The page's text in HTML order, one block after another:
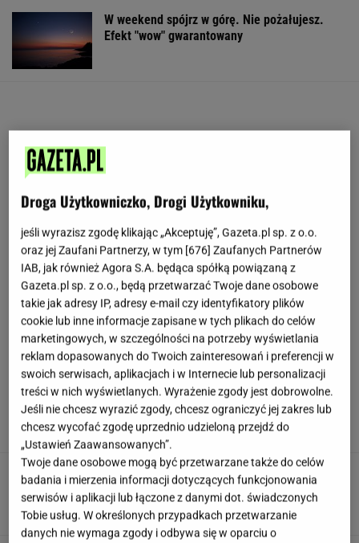
W weekend spójrz w górę. Nie pożałujesz.
Efekt "wow" gwarantowany
Syn Stanisława Soyki o ostatnich chwilach
ojca. "Nie było z nim nikogo"
Polka przestrzegano, by nie mówił o chorobie.
"Jestem po przeszczepie"
Droga Użytkowniczko, Drogi Użytkowniku,
jeśli wyrazisz zgodę klikając „Akceptuję”, Gazeta.pl sp. z o.o.
oraz jej Zaufani Partnerzy, w tym [676] Zaufanych Partnerów
IAB, jak również Agora S.A. będąca spółką powiązaną z
Gazeta.pl sp. z o.o., będą przetwarzać Twoje dane osobowe
takie jak adresy IP, adresy e-mail czy identyfikatory plików
cookie lub inne informacje zapisane w tych plikach do celów
marketingowych, w szczególności na potrzeby wyświetlania
reklam dopasowanych do Twoich zainteresowań i preferencji w
swoich serwisach, aplikacjach i w Internecie lub personalizacji
treści w nich wyświetlanych. Wyrażenie zgody jest dobrowolne.
Jeśli nie chcesz wyrazić zgody, chcesz ograniczyć jej zakres lub
chcesz wycofać zgodę uprzednio udzieloną przejdź do
„Ustawień Zaawansowanych”.
Twoje dane osobowe mogą być przetwarzane także do celów
badania i mierzenia informacji dotyczących funkcjonowania
serwisów i aplikacji lub łączone z danymi dot. świadczonych
Tobie usług. W określonych przypadkach przetwarzanie
danych nie wymaga zgody i odbywa się w oparciu o